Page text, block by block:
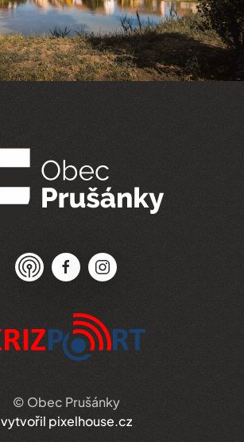
© Obec Prušánky
vytvořil pixelhouse.cz